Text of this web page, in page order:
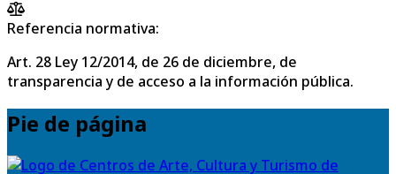
Referencia normativa:
Art. 28 Ley 12/2014, de 26 de diciembre, de
transparencia y de acceso a la información pública.
Pie de página